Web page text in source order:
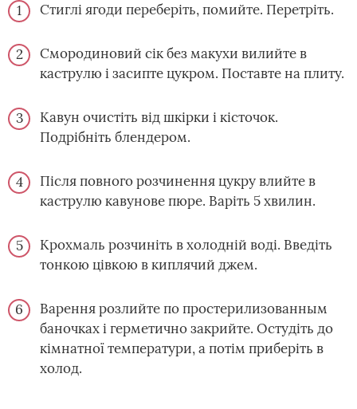
Стиглі ягоди переберіть, помийте. Перетріть.
Смородиновий сік без макухи вилийте в
каструлю і засипте цукром. Поставте на плиту.
Кавун очистіть від шкірки і кісточок.
Подрібніть блендером.
Після повного розчинення цукру влийте в
каструлю кавунове пюре. Варіть 5 хвилин.
Крохмаль розчиніть в холодній воді. Введіть
тонкою цівкою в киплячий джем.
Варення розлийте по простерилизованным
баночках і герметично закрийте. Остудіть до
кімнатної температури, а потім приберіть в
холод.